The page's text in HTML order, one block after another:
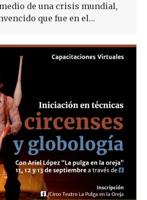
de una crisis mundial,
que fue en el…